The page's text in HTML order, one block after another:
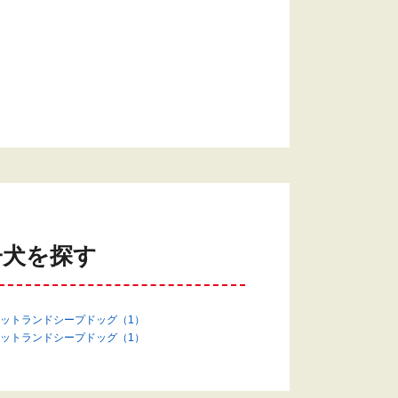
を探す
トランドシープドッグ（1）
トランドシープドッグ（1）